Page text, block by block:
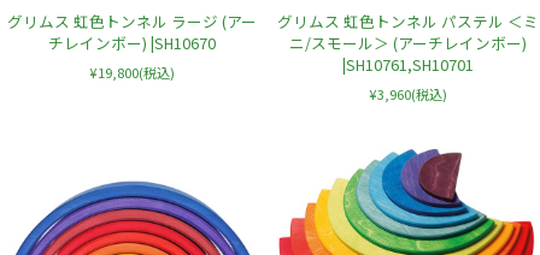
グリムス 虹色トンネル ラージ (アー
チレインボー) |SH10670
¥19,800(税込)
グリムス 虹色トンネル パステル ＜ミ
ニ/スモール＞ (アーチレインボー)
|SH10761,SH10701
¥3,960(税込)